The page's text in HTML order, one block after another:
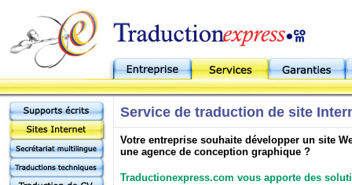
Service de traduction de site
Votre entreprise souhaite développer un site
une agence de conception graphique ?
Traductionexpress.com vous apporte des